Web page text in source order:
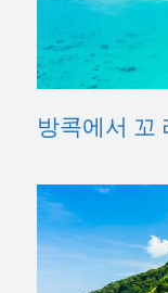
방콕에서 꼬